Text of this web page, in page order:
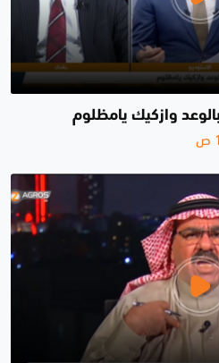
وازكيك يامظلوم